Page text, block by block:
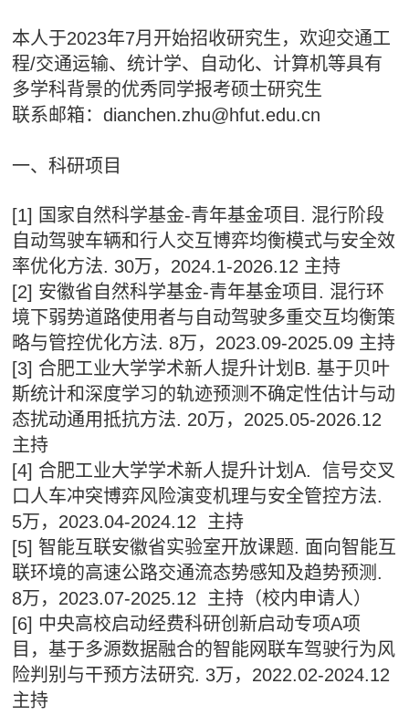
本人于2023年7月开始招收研究生，欢迎交通工
程/交通运输、统计学、自动化、计算机等具有
多学科背景的优秀同学报考硕士研究生
联系邮箱：dianchen.zhu@hfut.edu.cn
一、科研项目
[1] 国家自然科学基金-青年基金项目. 混行阶段
自动驾驶车辆和行人交互博弈均衡模式与安全效
率优化方法. 30万，2024.1-2026.12 主持
[2] 安徽省自然科学基金-青年基金项目. 混行环
境下弱势道路使用者与自动驾驶多重交互均衡策
略与管控优化方法. 8万，2023.09-2025.09 主持
[3] 合肥工业大学学术新人提升计划B. 基于贝叶
斯统计和深度学习的轨迹预测不确定性估计与动
态扰动通用抵抗方法. 20万，2025.05-2026.12
主持
[4] 合肥工业大学学术新人提升计划A. 信号交叉
口人车冲突博弈风险演变机理与安全管控方法.
5万，2023.04-2024.12 主持
[5] 智能互联安徽省实验室开放课题. 面向智能互
联环境的高速公路交通流态势感知及趋势预测.
8万，2023.07-2025.12 主持（校内申请人）
[6] 中央高校启动经费科研创新启动专项A项
目，基于多源数据融合的智能网联车驾驶行为风
险判别与干预方法研究. 3万，2022.02-2024.12
主持